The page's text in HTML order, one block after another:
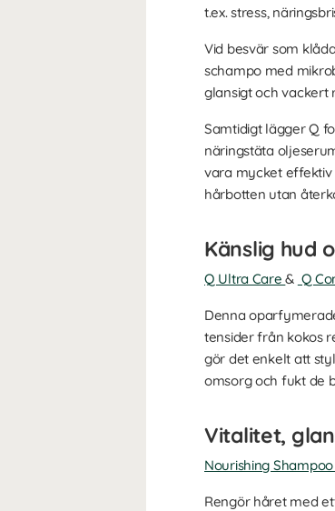
t.ex. stress,
Vid besvär som
schampo med
glansigt och vackert
Samtidigt lägger Q
näringstäta
vara mycket effektiv
hårbotten utan
Känslig hud
Q Ultra Care& Q
Denna
tensider från kokos
gör det enkelt att
omsorg och fukt de
Vitalitet,
Nourishing Shampoo
Rengör håret med